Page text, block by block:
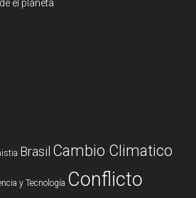
el planeta
Brasil Cambio Climatico
y Tecnología Conflicto